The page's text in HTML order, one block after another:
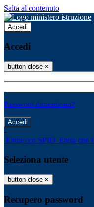
Salta al contenuto
Accedi
Accedi
button close ×
Password dimenticata?
-
Entra con SPID Entra con
Seleziona utente
button close ×
Recupero password